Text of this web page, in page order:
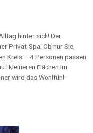
hinter sich! Der
Privat-Spa. Ob nur Sie,
Kreis – 4 Personen passen
kleineren Flächen im
wird das Wohlfühl-